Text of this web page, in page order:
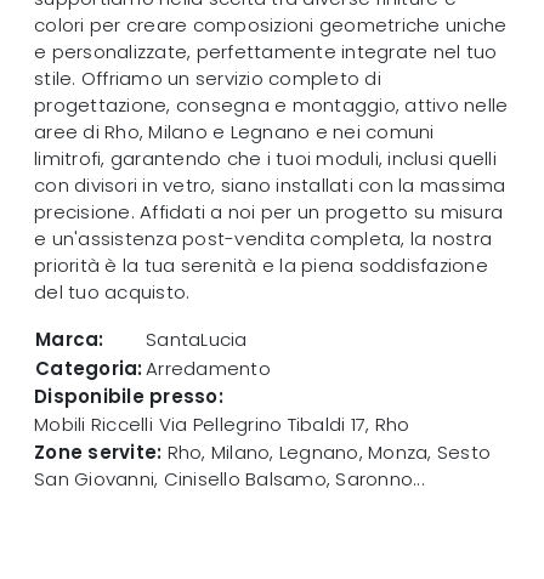
colori per creare composizioni geometriche uniche
e personalizzate, perfettamente integrate nel tuo
stile. Offriamo un servizio completo di
progettazione, consegna e montaggio, attivo nelle
aree di Rho, Milano e Legnano e nei comuni
limitrofi, garantendo che i tuoi moduli, inclusi quelli
con divisori in vetro, siano installati con la massima
precisione. Affidati a noi per un progetto su misura
e un'assistenza post-vendita completa, la nostra
priorità è la tua serenità e la piena soddisfazione
del tuo acquisto.
Marca:
SantaLucia
Categoria:Arredamento
Disponibile presso:
Mobili Riccelli Via Pellegrino Tibaldi 17, Rho
Zone servite: Rho, Milano, Legnano, Monza, Sesto
San Giovanni, Cinisello Balsamo, Saronno...